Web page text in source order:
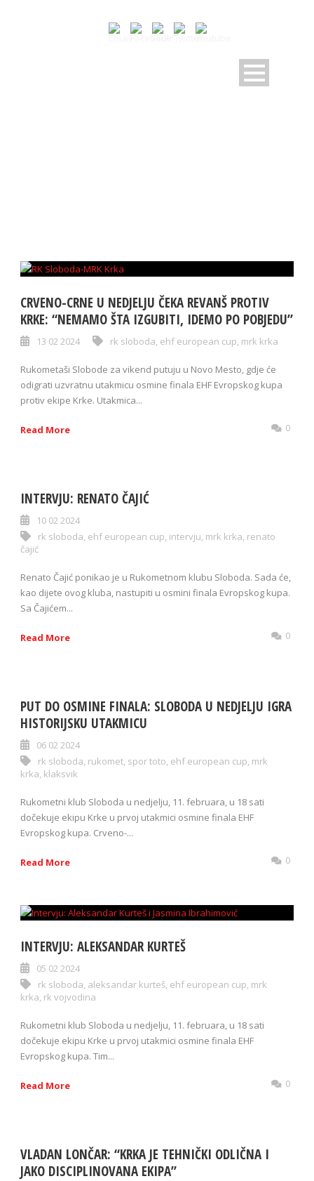
CRVENO-CRNE U NEDJELJU ČEKA REVANŠ PROTIV
KRKE: “NEMAMO ŠTA IZGUBITI, IDEMO PO POBJEDU”
13 02 2024 rk sloboda, ehf european cup, mrk krka
Rukometaši Slobode za vikend putuju u Novo Mesto, gdje će
odigrati uzvratnu utakmicu osmine finala EHF Evropskog kupa
protiv ekipe Krke. Utakmica...
Read More 0
INTERVJU: RENATO ČAJIĆ
10 02 2024
rk sloboda, ehf european cup, intervju, mrk krka, renato
čajić
Renato Čajić ponikao je u Rukometnom klubu Sloboda. Sada će,
kao dijete ovog kluba, nastupiti u osmini finala Evropskog kupa.
Sa Čajićem...
Read More 0
PUT DO OSMINE FINALA: SLOBODA U NEDJELJU IGRA
HISTORIJSKU UTAKMICU
06 02 2024
rk sloboda, rukomet, spor toto, ehf european cup, mrk
krka, klaksvik
Rukometni klub Sloboda u nedjelju, 11. februara, u 18 sati
dočekuje ekipu Krke u prvoj utakmici osmine finala EHF
Evropskog kupa. Crveno-...
Read More 0
INTERVJU: ALEKSANDAR KURTEŠ
05 02 2024
rk sloboda, aleksandar kurteš, ehf european cup, mrk
krka, rk vojvodina
Rukometni klub Sloboda u nedjelju, 11. februara, u 18 sati
dočekuje ekipu Krke u prvoj utakmici osmine finala EHF
Evropskog kupa. Tim...
Read More 0
VLADAN LONČAR: “KRKA JE TEHNIČKI ODLIČNA I
JAKO DISCIPLINOVANA EKIPA”